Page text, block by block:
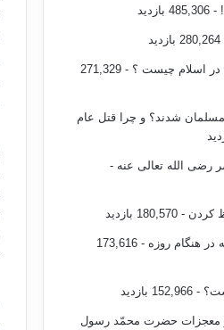
- 485,306 بازدید
در اسلام چیست ؟
- 271,329
شدند؟ و چرا قتل عام
الله تعالی عنه -
کردن - 180,570 بازدید
در هنگام روزه
- 173,616
- 152,966 بازدید
معجزات حضرت محمّد رسول